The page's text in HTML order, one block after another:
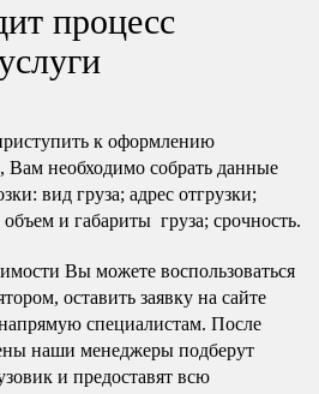
процесс
к оформлению
Вам необходимо собрать данные
вид груза; адрес отгрузки;
объем и габариты груза; срочность.
Вы можете воспользоваться
оставить заявку на сайте
специалистам. После
наши менеджеры подберут
и предоставят всю